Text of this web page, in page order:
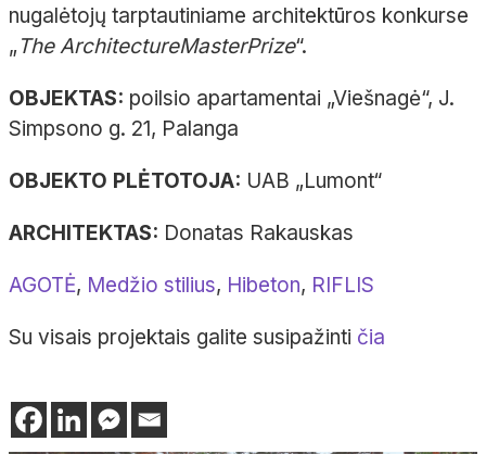
nugalėtojų tarptautiniame architektūros konkurse
„The ArchitectureMasterPrize“.
OBJEKTAS: poilsio apartamentai „Viešnagė“, J.
Simpsono g. 21, Palanga
OBJEKTO PLĖTOTOJA: UAB „Lumont“
ARCHITEKTAS: Donatas Rakauskas
AGOTĖ, Medžio stilius, Hibeton, RIFLIS
Su visais projektais galite susipažinti čia